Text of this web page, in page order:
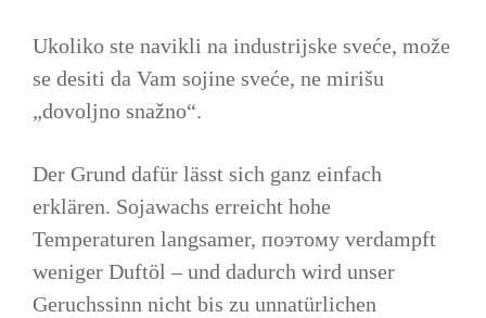
Ukoliko ste navikli na industrijske sveće, može
se desiti da Vam sojine sveće, ne mirišu
„dovoljno snažno“.
Der Grund dafür lässt sich ganz einfach
erklären. Sojawachs erreicht hohe
Temperaturen langsamer, поэтому verdampft
weniger Duftöl – und dadurch wird unser
Geruchssinn nicht bis zu unnatürlichen